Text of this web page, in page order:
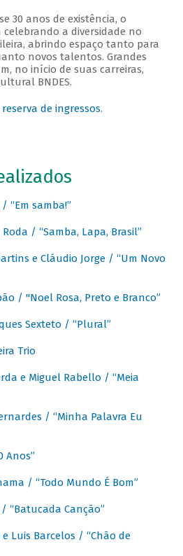
30 anos de existência, o
celebrando a diversidade no
abrindo espaço tanto para
novos talentos. Grandes
no início de suas carreiras,
BNDES.
reserva de ingressos.
“Em samba!”
/ “Samba, Lapa, Brasil”
e Cláudio Jorge / “Um Novo
/ "Noel Rosa, Preto e Branco”
Sexteto / “Plural”
Trio
e Miguel Rabello / “Meia
/ “Minha Palavra Eu
Anos”
/ “Todo Mundo É Bom”
“Batucada Canção”
Luis Barcelos / “Chão de